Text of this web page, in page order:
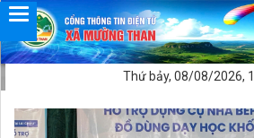
Thứ bảy, 08/08/2026,